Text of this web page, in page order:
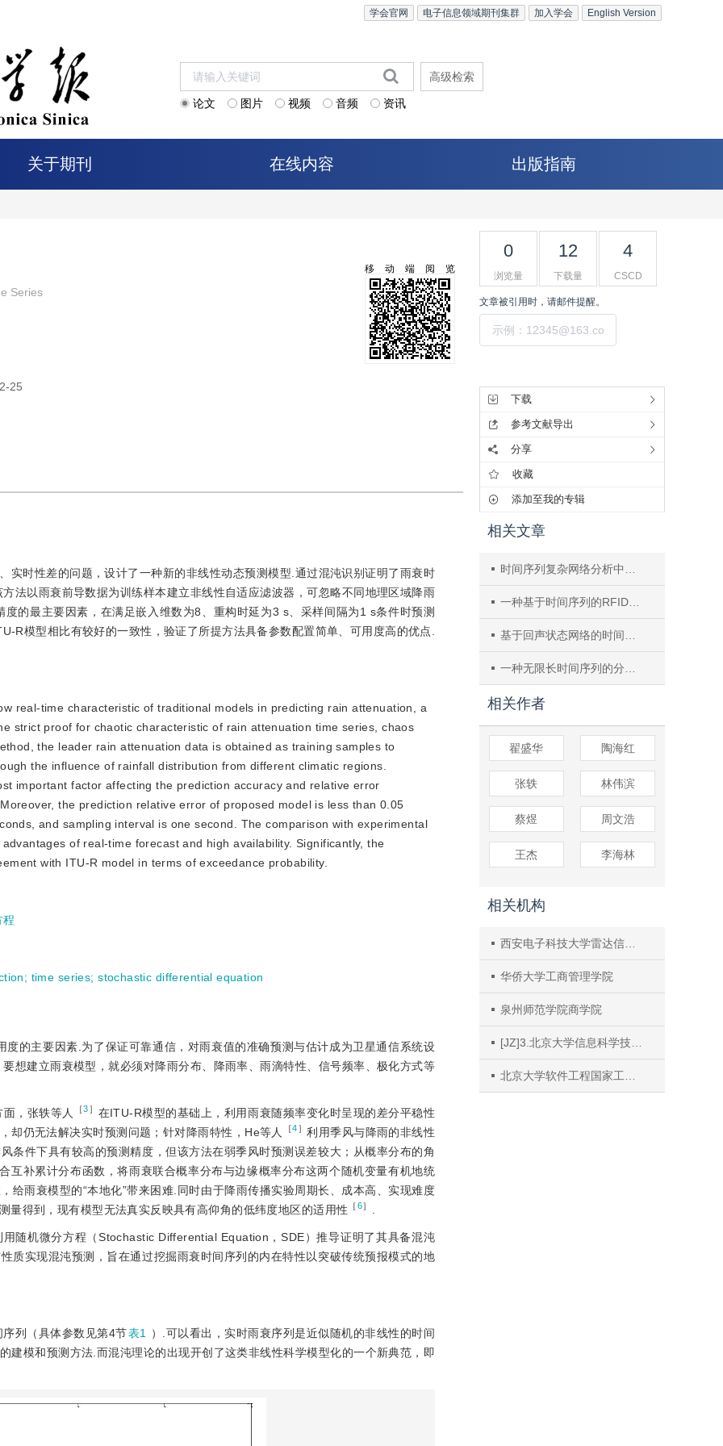
English Version
加入学会
电子信息领域期刊集群
学会官网
论文 图片 视频 音频 资讯
高级检索
关于期刊 在线内容 出版指南
Series
25
移动端阅览
实时性差的问题，设计了一种新的非线性动态预测模型.通过混沌识别证明了雨衰时
法以雨衰前导数据为训练样本建立非线性自适应滤波器，可忽略不同地理区域降雨
的最主要因素，在满足嵌入维数为8、重构时延为3 s、采样间隔为1 s条件时预测
R模型相比有较好的一致性，验证了所提方法具备参数配置简单、可用度高的优点.
real-time characteristic of traditional models in predicting rain attenuation, a
strict proof for chaotic characteristic of rain attenuation time series, chaos
the leader rain attenuation data is obtained as training samples to
the influence of rainfall distribution from different climatic regions.
important factor affecting the prediction accuracy and relative error
the prediction relative error of proposed model is less than 0.05
and sampling interval is one second. The comparison with experimental
of real-time forecast and high availability. Significantly, the
with ITU-R model in terms of exceedance probability.
程
; time series;stochastic differential equation
的主要因素.为了保证可靠通信，对雨衰值的准确预测与估计成为卫星通信系统设
想建立雨衰模型，就必须对降雨分布、降雨率、雨滴特性、信号频率、极化方式等
，张轶等人 ［3］ 在ITU-R模型的基础上，利用雨衰随频率变化时呈现的差分平稳性
却仍无法解决实时预测问题；针对降雨特性，He等人
［4］ 利用季风与降雨的非线性
条件下具有较高的预测精度，但该方法在弱季风时预测误差较大；从概率分布的角
互补累计分布函数，将雨衰联合概率分布与边缘概率分布这两个随机变量有机地统
给雨衰模型的“本地化”带来困难.同时由于降雨传播实验周期长、成本高、实现难度
量得到，现有模型无法真实反映具有高仰角的低纬度地区的适用性
［6］
随机微分方程（Stochastic Differential Equation，SDE）推导证明了其具备混沌
质实现混沌预测，旨在通过挖掘雨衰时间序列的内在特性以突破传统预报模式的地
列（具体参数见第4节表1
）.可以看出，实时雨衰序列是近似随机的非线性的时间
建模和预测方法.而混沌理论的出现开创了这类非线性科学模型化的一个新典范，即
0
浏览量
12
下载量
4
CSCD
文章被引用时，请邮件提醒。
下载
参考文献导出
分享
收藏
添加至我的专辑
相关文章
时间序列复杂网络分析中的可视图方法研究综述
一种基于时间序列的RFID供应链数据分析方法
基于回声状态网络的时间序列预测方法研究
一种无限长时间序列的分段线性拟合算法
相关作者
翟盛华 陶海红
张轶 林伟滨
蔡煜 周文浩
王杰 李海林
相关机构
西安电子科技大学雷达信号处理国家重点实验室
华侨大学工商管理学院
泉州师范学院商学院
[JZ]3.北京大学信息科学技术学院软件研究所高可信软件技术教育部重点实验室
北京大学软件工程国家工程研究中心